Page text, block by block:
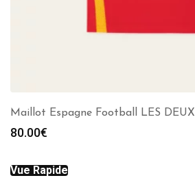
Maillot Espagne Football LES DEUX
80.00€
Vue Rapide